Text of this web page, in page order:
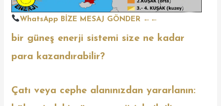
WhatsApp BİZE MESAJ GÖNDER ←←
bir güneş enerji sistemi size ne kadar
para kazandırabilir?
Çatı veya cephe alanınızdan yararlanın: